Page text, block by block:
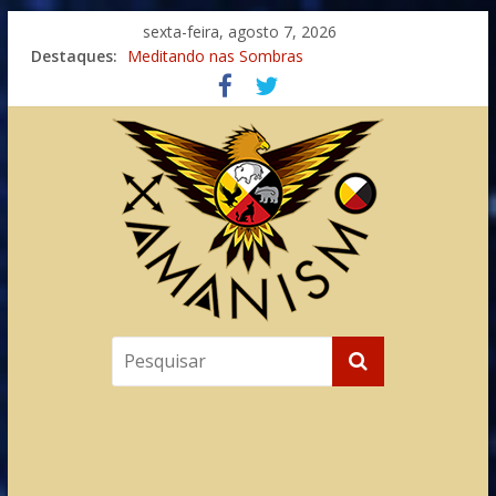
sexta-feira, agosto 7, 2026
Destaques: Meditando nas Sombras
Autosuficiência: A Jornada do Espírito Ancestral
Xamanismo Universal
Totens – Caminho Espiritual – Crescimento
Imaginação na Cura